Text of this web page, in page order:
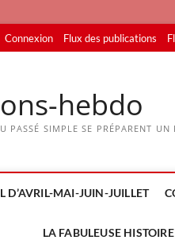
Connexion Flux des publications
hebdo
PASSÉ SIMPLE SE PRÉPARENT
D’AVRIL-MAI-JUIN-JUILLET
LA FABULEUSE